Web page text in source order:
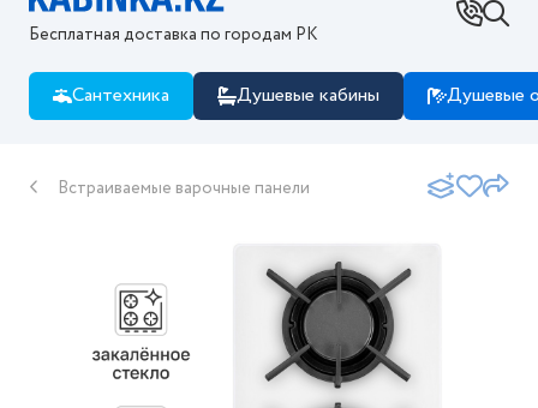
Бесплатная доставка по городам РК
Сантехника Душевые кабины Душевые
Встраиваемые варочные панели